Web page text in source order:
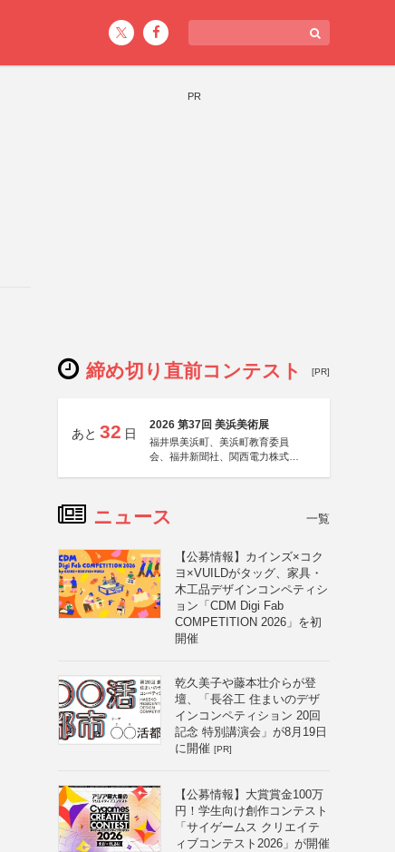
PR
締め切り直前コンテスト [PR]
あと 32 日
2026 第37回 美浜美術展
福井県美浜町、美浜町教育委員
会、福井新聞社、関西電力株式会
ニュース 一覧
【公募情報】カインズ×コク
ヨ×VUILDがタッグ、家具・
木工品デザインコンペティシ
ョン「CDM Digi Fab
COMPETITION 2026」を初
開催
乾久美子や藤本壮介らが登
壇、「長谷工 住まいのデザ
インコンペティション 20回
記念 特別講演会」が8月19日
に開催 [PR]
【公募情報】大賞賞金100万
円！学生向け創作コンテスト
「サイゲームス クリエイテ
ィブコンテスト2026」が開催